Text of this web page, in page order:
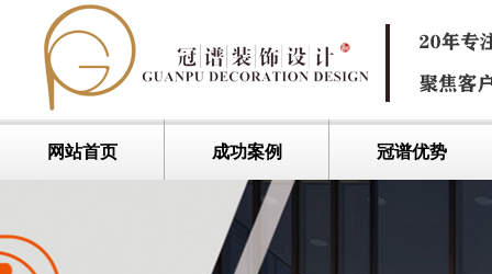
网站首页 成功案例 冠谱优势